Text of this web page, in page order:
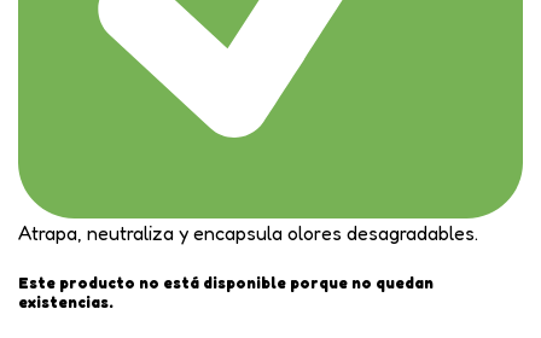
Atrapa, neutraliza y encapsula olores desagradables.
Este producto no está disponible porque no quedan
existencias.